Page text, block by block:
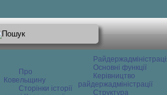
Про
Ковельщину
Сторінки історії
Основні функції
Керівництво
райдержадміністрації
Структура